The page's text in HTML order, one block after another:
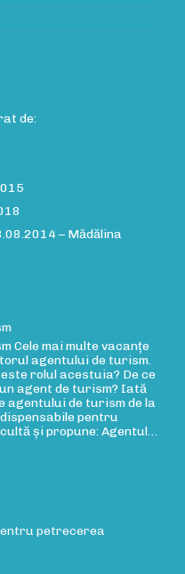
de:
– Mădălina
Cele mai multe vacanțe
agentului de turism.
rolul acestuia? De ce
agent de turism? Iată
de turism de la
pentru
și propune: Agentul…
petrecerea